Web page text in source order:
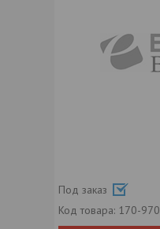
Под заказ
Код товара: 170-